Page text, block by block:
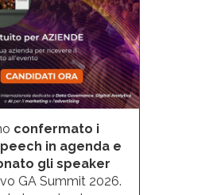
confermato i
in agenda e
gli speaker
GA Summit 2026.